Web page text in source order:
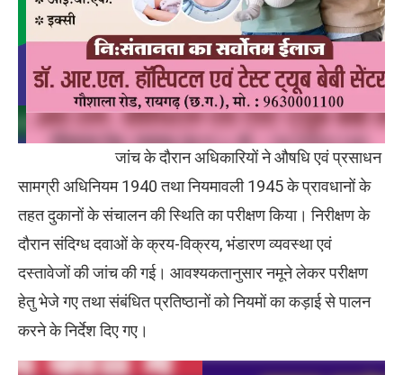
जांच के दौरान अधिकारियों ने औषधि एवं प्रसाधन
सामग्री अधिनियम 1940 तथा नियमावली 1945 के प्रावधानों के
तहत दुकानों के संचालन की स्थिति का परीक्षण किया। निरीक्षण के
दौरान संदिग्ध दवाओं के क्रय-विक्रय, भंडारण व्यवस्था एवं
दस्तावेजों की जांच की गई। आवश्यकतानुसार नमूने लेकर परीक्षण
हेतु भेजे गए तथा संबंधित प्रतिष्ठानों को नियमों का कड़ाई से पालन
करने के निर्देश दिए गए।